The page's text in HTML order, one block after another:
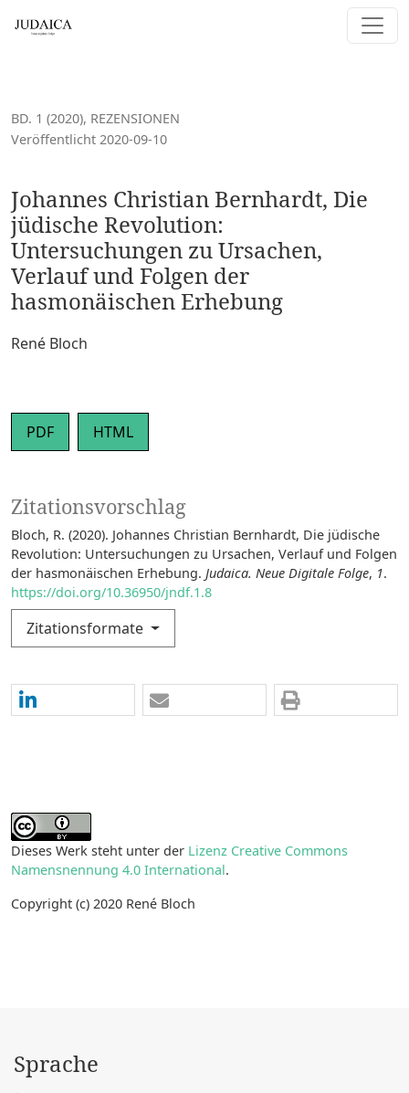
Johannes Christian Bernhardt, Die jüdische Revolution:
BD. 1 (2020), REZENSIONEN
Johannes Christian Bernhardt, Die
jüdische Revolution:
Untersuchungen zu Ursachen,
Verlauf und Folgen der
hasmonäischen Erhebung
Veröffentlicht 2020-09-10
René Bloch
PDF HTML
Zitationsvorschlag
Bloch, R. (2020). Johannes Christian Bernhardt, Die jüdische
Revolution: Untersuchungen zu Ursachen, Verlauf und Folgen
der hasmonäischen Erhebung. Judaica. Neue Digitale Folge, 1.
https://doi.org/10.36950/jndf.1.8
Zitationsformate
Dieses Werk steht unter der Lizenz Creative Commons
Namensnennung 4.0 International.
Copyright (c) 2020 René Bloch
Sprache